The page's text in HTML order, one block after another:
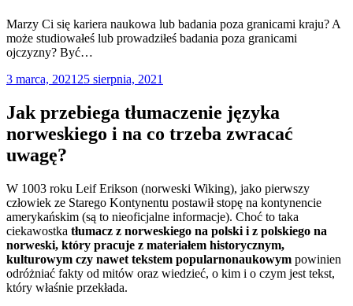
Marzy Ci się kariera naukowa lub badania poza granicami kraju? A
może studiowałeś lub prowadziłeś badania poza granicami
ojczyzny? Być…
3 marca, 2021 25 sierpnia, 2021
Jak przebiega tłumaczenie języka
norweskiego i na co trzeba zwracać
uwagę?
W 1003 roku Leif Erikson (norweski Wiking), jako pierwszy
człowiek ze Starego Kontynentu postawił stopę na kontynencie
amerykańskim (są to nieoficjalne informacje). Choć to taka
ciekawostka tłumacz z norweskiego na polski i z polskiego na
norweski, który pracuje z materiałem historycznym,
kulturowym czy nawet tekstem popularnonaukowym powinien
odróżniać fakty od mitów oraz wiedzieć, o kim i o czym jest tekst,
który właśnie przekłada.